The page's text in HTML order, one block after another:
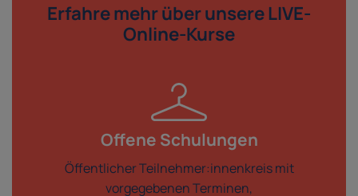
Erfahre mehr überunsere LIVE-
Online-Kurse
Offene Schulungen
Öffentlicher Teilnehmer:innenkreis mit
vorgegebenen Terminen,